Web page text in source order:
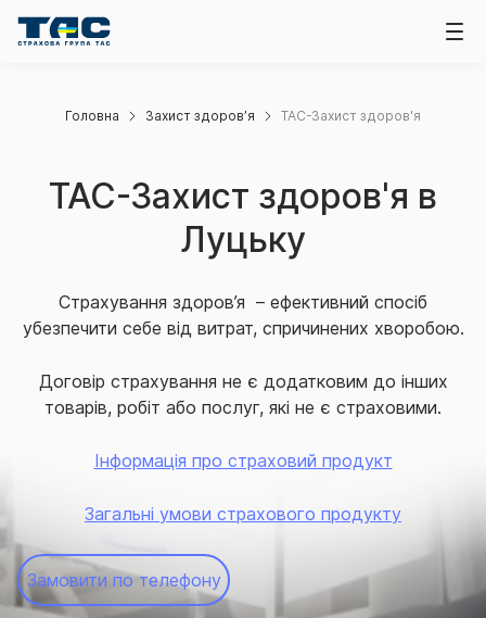
Головна Захист здоров’я ТАС-Захист здоров'я
ТАС-Захист здоров'я в
Луцьку
Страхування здоров’я – ефективний спосіб
убезпечити себе від витрат, спричинених хворобою.
Договір страхування не є додатковим до інших
товарів, робіт або послуг, які не є страховими.
Інформація про страховий продукт
Загальні умови страхового продукту
Замовити по телефону